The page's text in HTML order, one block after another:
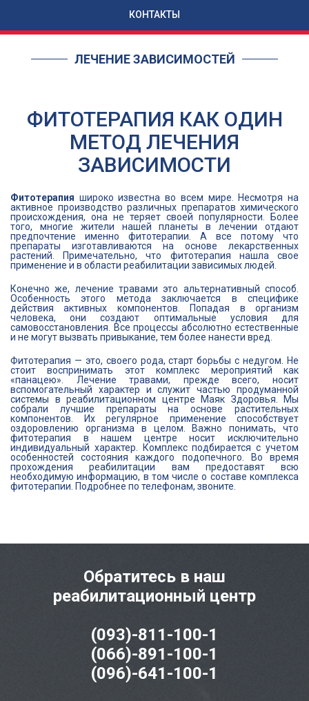
КОНТАКТЫ
ЛЕЧЕНИЕ ЗАВИСИМОСТЕЙ
ФИТОТЕРАПИЯ КАК ОДИН
МЕТОД ЛЕЧЕНИЯ
ЗАВИСИМОСТИ
Фитотерапия широко известна во всем мире. Несмотря на
активное производство различных препаратов химического
происхождения, она не теряет своей популярности. Более
того, многие жители нашей планеты в лечении отдают
предпочтение именно фитотерапии. А все потому что
препараты изготавливаются на основе лекарственных
растений. Примечательно, что фитотерапия нашла свое
применение и в области реабилитации зависимых людей.
Конечно же, лечение травами это альтернативный способ.
Особенность этого метода заключается в специфике
действия активных компонентов. Попадая в организм
человека, они создают оптимальные условия для
самовосстановления. Все процессы абсолютно естественные
и не могут вызвать привыкание, тем более нанести вред.
Фитотерапия — это, своего рода, старт борьбы с недугом. Не
стоит воспринимать этот комплекс мероприятий как
«панацею». Лечение травами, прежде всего, носит
вспомогательный характер и служит частью продуманной
системы в реабилитационном центре Маяк Здоровья. Мы
собрали лучшие препараты на основе растительных
компонентов. Их регулярное применение способствует
оздоровлению организма в целом. Важно понимать, что
фитотерапия в нашем центре носит исключительно
индивидуальный характер. Комплекс подбирается с учетом
особенностей состояния каждого подопечного. Во время
прохождения реабилитации вам предоставят всю
необходимую информацию, в том числе о составе комплекса
фитотерапии. Подробнее по телефонам, звоните.
Обратитесь в наш
реабилитационный центр
(093)-811-100-1
(066)-891-100-1
(096)-641-100-1